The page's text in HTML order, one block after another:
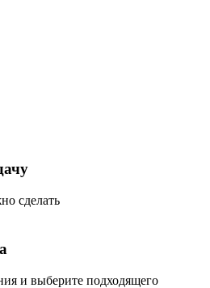
сделать
и выберите подходящего